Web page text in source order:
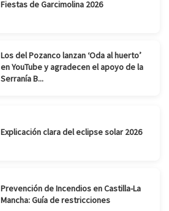
Fiestas de Garcimolina 2026
Los del Pozanco lanzan ‘Oda al huerto’
en YouTube y agradecen el apoyo de la
Serranía B...
Explicación clara del eclipse solar 2026
Prevención de Incendios en Castilla-La
Mancha: Guía de restricciones